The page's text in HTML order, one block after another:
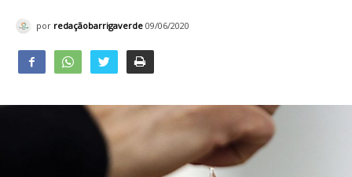
por redaçãobarrigaverde 09/06/2020